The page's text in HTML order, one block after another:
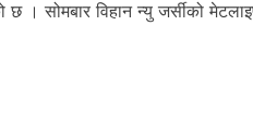
सोमबार विहान न्यु जर्सीको